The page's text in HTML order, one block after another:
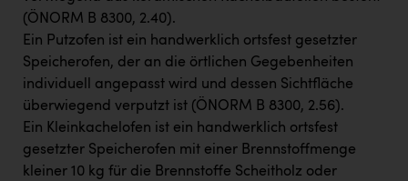
(ÖNORM B 8300, 2.40).
Ein Putzofen ist ein handwerklich ortsfest gesetzter
Speicherofen, der an die örtlichen Gegebenheiten
individuell angepasst wird und dessen Sichtfläche
überwiegend verputzt ist (ÖNORM B 8300, 2.56).
Ein Kleinkachelofen ist ein handwerklich ortsfest
gesetzter Speicherofen mit einer Brennstoffmenge
kleiner 10 kg für die Brennstoffe Scheitholz oder